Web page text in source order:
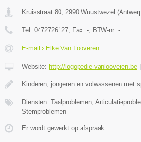
Kruisstraat 80, 2990 Wuustwezel (
Tel: 0472726127, Fax: -, BTW-nr: -
E-mail › Elke Van Looveren
Website: http://logopedie-vanlooveren.be
Kinderen, jongeren en volwassenen met
Diensten: Taalproblemen,
Stemproblemen
Er wordt gewerkt op afspraak.